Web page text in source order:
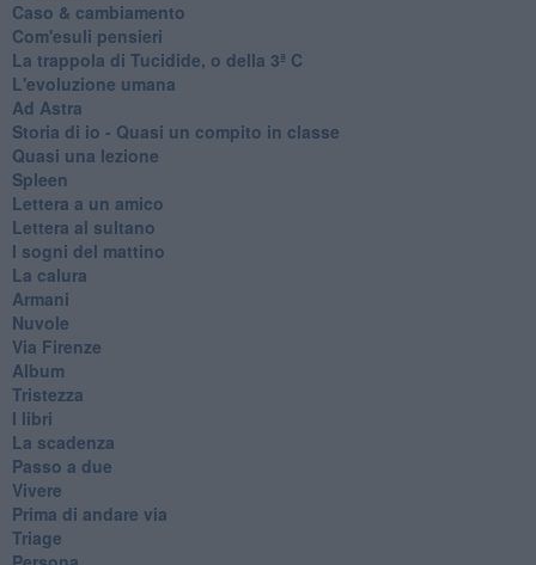
Caso & cambiamento
Com'esuli pensieri
La trappola di Tucidide, o della 3ª C
L'evoluzione umana
Ad Astra
Storia di io - Quasi un compito in classe
Quasi una lezione
Spleen
Lettera a un amico
Lettera al sultano
I sogni del mattino
La calura
Armani
Nuvole
Via Firenze
Album
Tristezza
I libri
La scadenza
Passo a due
Vivere
Prima di andare via
Triage